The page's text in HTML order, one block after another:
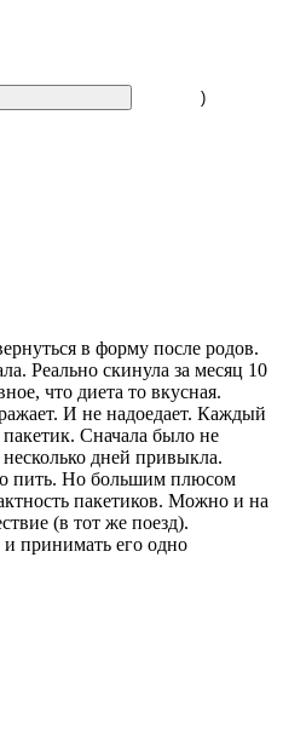
)
в форму после родов.
Реально скинула за месяц 10
что диета то вкусная.
И не надоедает. Каждый
Сначала было не
дней привыкла.
пить. Но большим плюсом
пакетиков. Можно и на
(в тот же поезд).
принимать его одно